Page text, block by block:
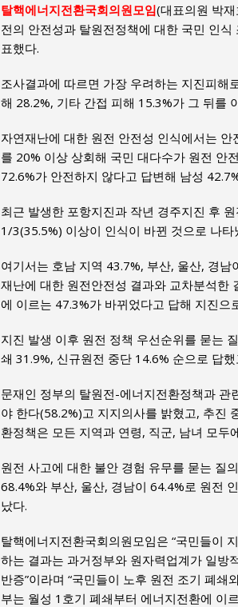
탈핵에너지전환국회의원모임(대표의원 박
전의 안전성과 탈원전정책에 대한 국민 인
표했다.
조사결과에 따르면 가장 우려하는 지진피해
해 28.2%, 기타 간접 피해 15.3%가 그 뒤를
자연재난에 대한 원전 안전성 인식에서는
를 20% 이상 상회해 국민 대다수가 원전 안
72.6%가 안전하지 않다고 답변해 남성
최근 발생한 포항지진과 작년 경주지진 후
1/3(35.5%) 이상이 인식이 바뀐 것으로 나타
여기서는 호남 지역 43.7%, 부산, 울산, 경
재난에 대한 원전안전성 결과와 교차분석한
에 이르는 47.3%가 바뀌었다고 답해 지진으
지진 발생 이후 원전 정책 우선순위를 묻는
쇄 31.9%, 신규원전 중단 14.6% 순으로 답
문재인 정부의 탈원전-에너지전환정책과
야 한다(58.2%)고 지지의사를 밝혔고, 추진
환정책은 모든 지역과 연령, 직군, 남녀 모두
원전 사고에 대한 불안 경험 유무를 묻는 질
68.4%와 부산, 울산, 경남이 64.4%로 원전
났다.
탈핵에너지전환국회의원모임은 “국민들이
하는 결과는 과거정부와 원자력업계가 일방
반증”이라며 “국민들이 노후 원전 조기 폐
부는 월성 1호기 폐쇄부터 에너지전환에 이